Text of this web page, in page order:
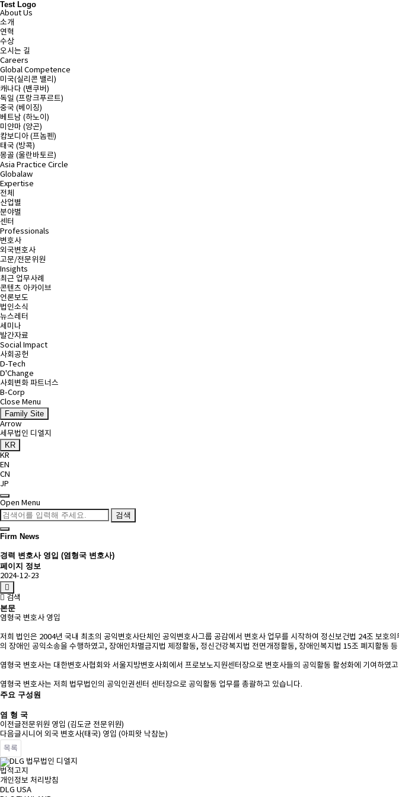
Test Logo
About Us
소개
연혁
수상
오시는 길
Careers
Global Competence
미국(실리콘 밸리)
캐나다 (밴쿠버)
독일 (프랑크푸르트)
중국 (베이징)
베트남 (하노이)
미얀마 (양곤)
캄보디아 (프놈펜)
태국 (방콕)
몽골 (울란바토르)
Asia Practice Circle
Globalaw
Expertise
전체
산업별
분야별
센터
Professionals
변호사
외국변호사
고문/전문위원
Insights
최근 업무사례
콘텐츠 아카이브
언론보도
법인소식
뉴스레터
세미나
발간자료
Social Impact
사회공헌
D-Tech
D'Change
사회변화 파트너스
B-Corp
Close Menu
Family Site
Arrow
세무법인 디엘지
KR
KR
EN
CN
JP
Open Menu
검색
Firm News
경력 변호사 영입 (염형국 변호사)
페이지 정보
2024-12-23
검색
본문
염형국 변호사 영입
저희 법인은 2004년 국내 최초의 공익변호사단체인 공익변호사그룹 공감에서 변호사 업무를 시작하여 정신보건법 24조 보
의 장애인 공익소송을 수행하였고, 장애인차별금지법 제정활동, 정신건강복지법 전면개정활동, 장애인복지법 15조 폐지활동
염형국 변호사는 대한변호사협회와 서울지방변호사회에서 프로보노지원센터장으로 변호사들의 공익활동 활성화에 기여하
염형국 변호사는 저희 법무법인의 공익인권센터 센터장으로 공익활동 업무를 총괄하고 있습니다.
주요 구성원
염 형 국
이전글전문위원 영입 (김도균 전문위원)
다음글시니어 외국 변호사(태국) 영입 (아피왓 낙참눈)
목록
법적고지
개인정보 처리방침
DLG USA